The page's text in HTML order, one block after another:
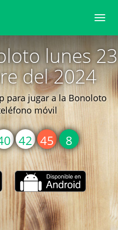
lunes 23
del 2024
para jugar a la Bonoloto
móvil
42 45 8